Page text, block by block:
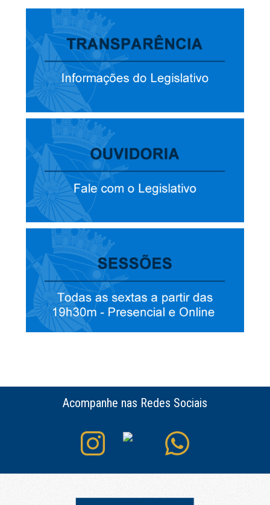
Acompanhe nas Redes Sociais